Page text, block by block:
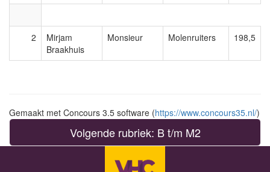
2
Mirjam
Braakhuis
Monsieur Molenruiters 198,5
Gemaakt met Concours 3.5 software (https://www.concours35.nl/)
Volgende rubriek: B t/m M2